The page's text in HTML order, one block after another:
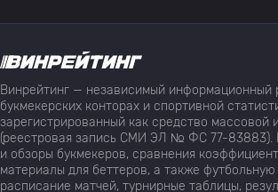
Винрейтинг — независимый информационный
букмекерских конторах и спортивной
зарегистрированный как средство массовой
(реестровая запись СМИ ЭЛ № ФС 77-83883).
и обзоры букмекеров, сравнения
материалы для беттеров, а также футбольную
расписание матчей, турнирные таблицы,